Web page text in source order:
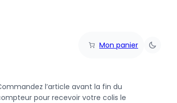
Mon panier
l’article avant la fin du
pour recevoir votre colis le